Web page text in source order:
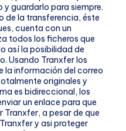
guardarlo para siempre.
de la transferencia, éste
cuenta con un
todos los ficheros que
así la posibilidad de
Usando Tranxfer los
la información del correo
originales y
es bidireccional, los
un enlace para que
Tranxfer, a pesar de que
y asi proteger